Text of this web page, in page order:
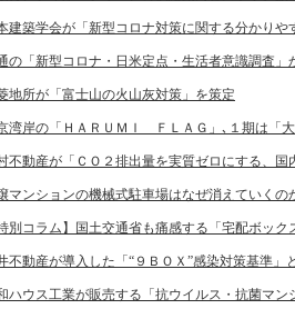
建築学会が「新型コロナ対策に関する分かりや
の「新型コロナ・日米定点・生活者意識調査」
地所が「富士山の火山灰対策」を策定
湾岸の「ＨＡＲＵＭＩ ＦＬＡＧ」､１期は「
不動産が「ＣＯ２排出量を実質ゼロにする、
マンションの機械式駐車場はなぜ消えていくの
別コラム】国土交通省も痛感する「宅配ボック
不動産が導入した「“９ＢＯＸ”感染対策基準」
ハウス工業が販売する「抗ウイルス・抗菌マン